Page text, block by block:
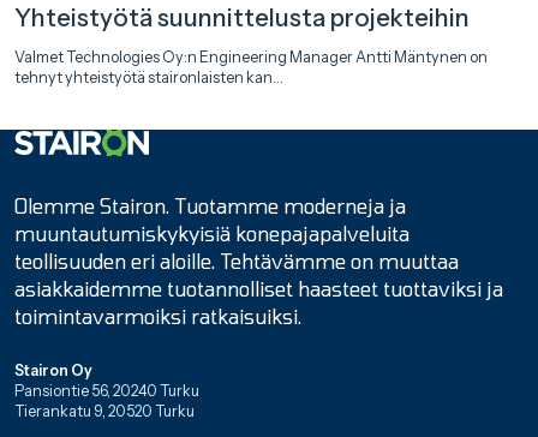
Yhteistyötä suunnittelusta projekteihin
Valmet Technologies Oy:n Engineering Manager Antti Mäntynen on
tehnyt yhteistyötä staironlaisten kan...
Olemme Stairon. Tuotamme moderneja ja
muuntautumiskykyisiä konepajapalveluita
teollisuuden eri aloille. Tehtävämme on muuttaa
asiakkaidemme tuotannolliset haasteet tuottaviksi ja
toimintavarmoiksi ratkaisuiksi.
Stairon Oy
Pansiontie 56, 20240 Turku
Tierankatu 9, 20520 Turku